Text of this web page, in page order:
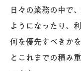
日々の業務の中で
ようになったり、
何を優先すべきか
とこれまでの積み